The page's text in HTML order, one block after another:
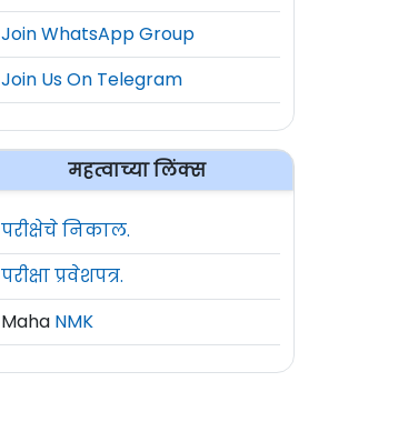
Join WhatsApp Group
Join Us On Telegram
महत्वाच्या लिंक्स
परीक्षेचे निकाल.
परीक्षा प्रवेशपत्र.
Maha NMK